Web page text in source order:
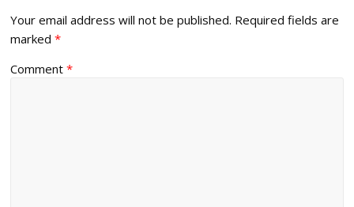
Your email address will not be published. Required fields are
marked*
Comment*